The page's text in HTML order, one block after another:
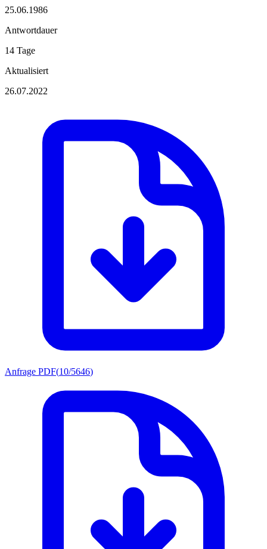
25.06.1986
Antwortdauer
14 Tage
Aktualisiert
26.07.2022
Anfrage PDF(10/5646)